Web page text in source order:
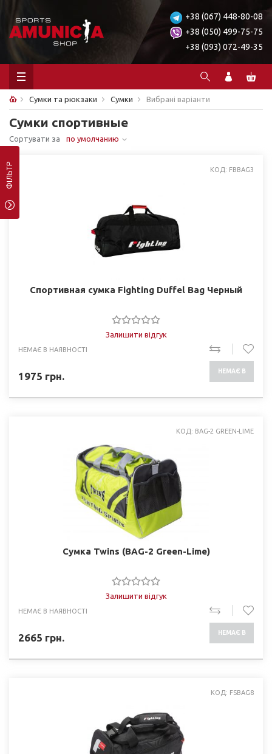
+38 (067) 448-80-08
+38 (050) 499-75-75
+38 (093) 072-49-35
Сумки та рюкзаки Сумки Вибрані варіанти
Сумки спортивные
Сортувати за по умолчанию
ФІЛЬТР КОД: FBBAG3
Спортивная сумка Fighting Duffel Bag Черный
Залишити відгук
НЕМАЄ В НАЯВНОСТІ
1975 грн. НЕМАЄ В
КОД: BAG-2 GREEN-LIME
Сумка Twins (BAG-2 Green-Lime)
Залишити відгук
НЕМАЄ В НАЯВНОСТІ
2665 грн. НЕМАЄ В
КОД: FSBAG8